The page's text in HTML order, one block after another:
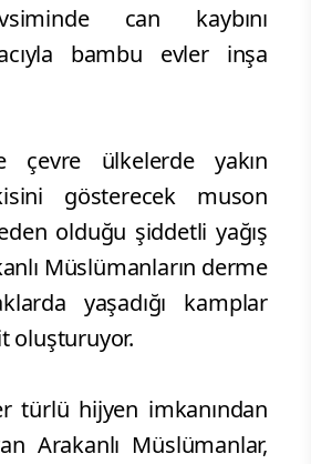
can kaybını
bambu evler inşa
çevre ülkelerde yakın
gösterecek muson
olduğu şiddetli yağış
Müslümanların derme
yaşadığı kamplar
oluşturuyor.
türlü hijyen imkanından
Arakanlı Müslümanlar,